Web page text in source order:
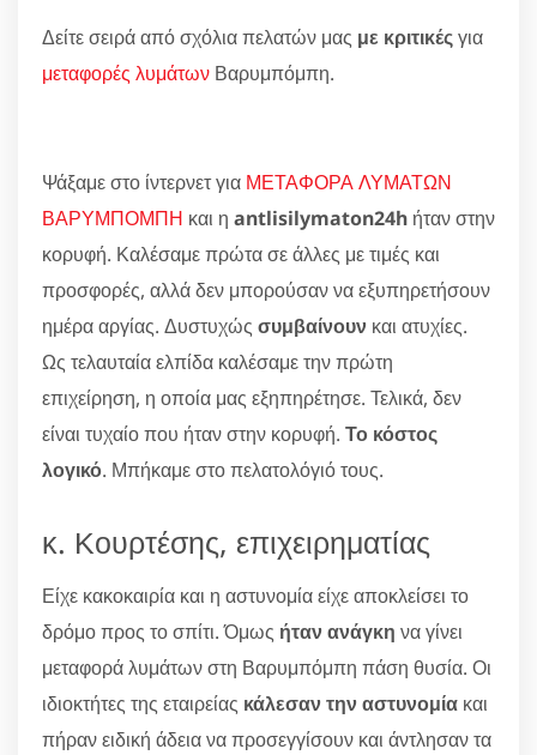
Δείτε σειρά από σχόλια πελατών μας με κριτικέςγια
μεταφορές λυμάτων Βαρυμπόμπη.
Ψάξαμε στο ίντερνετ για ΜΕΤΑΦΟΡΑ ΛΥΜΑΤΩΝ
ΒΑΡΥΜΠΟΜΠΗ και η antlisilymaton24h ήταν στην
κορυφή. Καλέσαμε πρώτα σε άλλες με τιμές και
προσφορές, αλλά δεν μπορούσαν να εξυπηρετήσουν
ημέρα αργίας. Δυστυχώς συμβαίνουν και ατυχίες.
Ως τελαυταία ελπίδα καλέσαμε την πρώτη
επιχείρηση, η οποία μας εξηπηρέτησε. Τελικά, δεν
είναι τυχαίο που ήταν στην κορυφή. Το κόστος
λογικό. Μπήκαμε στο πελατολόγιό τους.
κ. Κουρτέσης, επιχειρηματίας
Είχε κακοκαιρία και η αστυνομία είχε αποκλείσει το
δρόμο προς το σπίτι. Όμως ήταν ανάγκη να γίνει
μεταφορά λυμάτων στη Βαρυμπόμπη πάση θυσία. Οι
ιδιοκτήτες της εταιρείας κάλεσαν την αστυνομία και
πήραν ειδική άδεια να προσεγγίσουν και άντλησαν τα